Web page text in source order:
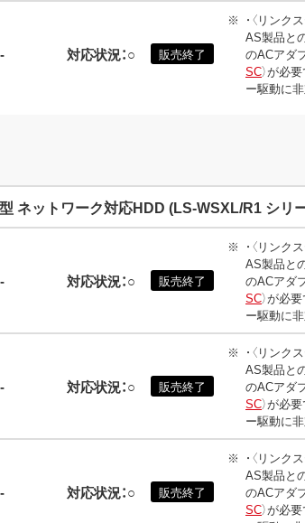
- 対応状況：○ 販売終了
・〈リンク
AS製品と
のACアダ
SC）が必
ー駆動に非
型 ネットワーク対応HDD (LS-WSXL/R1 シリ
- 対応状況：○ 販売終了
・〈リンク
AS製品と
のACアダ
SC）が必
ー駆動に非
- 対応状況：○ 販売終了
・〈リンク
AS製品と
のACアダ
SC）が必
ー駆動に非
- 対応状況：○ 販売終了
・〈リンク
AS製品と
のACアダ
SC）が必